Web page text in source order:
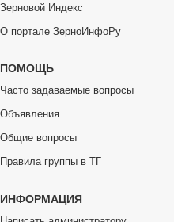
Зерновой Индекс
О портале ЗерноИнфоРу
ПОМОЩЬ
Часто задаваемые вопросы
Объявления
Общие вопросы
Правила группы в ТГ
ИНФОРМАЦИЯ